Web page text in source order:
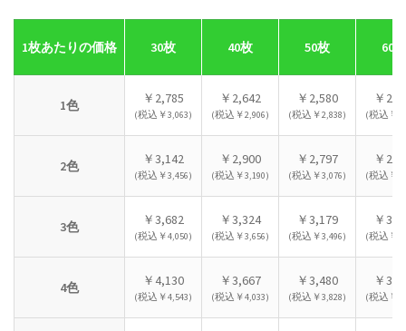
1枚あたりの価格 30枚 40枚 50枚 60枚
1色 ￥2,785
(税込￥3,063)
￥2,642
(税込￥2,906)
￥2,580
(税込￥2,838)
￥
(税込￥
2色 ￥3,142
(税込￥3,456)
￥2,900
(税込￥3,190)
￥2,797
(税込￥3,076)
￥
(税込￥
3色 ￥3,682
(税込￥4,050)
￥3,324
(税込￥3,656)
￥3,179
(税込￥3,496)
￥
(税込￥
4色 ￥4,130
(税込￥4,543)
￥3,667
(税込￥4,033)
￥3,480
(税込￥3,828)
￥
(税込￥